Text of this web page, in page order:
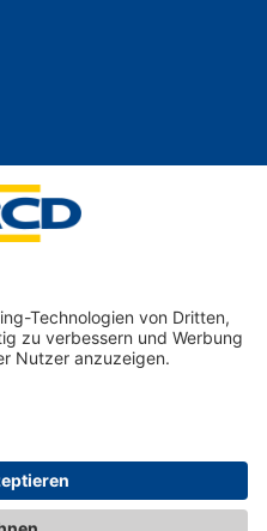
© 2026 ARCD Auto-